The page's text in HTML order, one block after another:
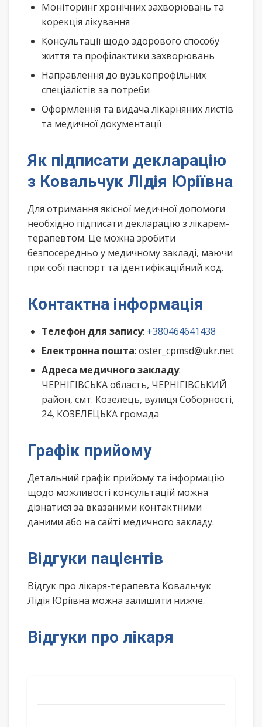
Моніторинг хронічних захворювань та
корекція лікування
Консультації щодо здорового способу
життя та профілактики захворювань
Направлення до вузькопрофільних
спеціалістів за потреби
Оформлення та видача лікарняних листів
та медичної документації
Як підписати декларацію
з Ковальчук Лідія Юріївна
Для отримання якісної медичної допомоги
необхідно підписати декларацію з лікарем-
терапевтом. Це можна зробити
безпосередньо у медичному закладі, маючи
при собі паспорт та ідентифікаційний код.
Контактна інформація
Телефон для запису: +380464641438
Електронна пошта: oster_cpmsd@ukr.net
Адреса медичного закладу:
ЧЕРНІГІВСЬКА область, ЧЕРНІГІВСЬКИЙ
район, смт. Козелець, вулиця Соборності,
24, КОЗЕЛЕЦЬКА громада
Графік прийому
Детальний графік прийому та інформацію
щодо можливості консультацій можна
дізнатися за вказаними контактними
даними або на сайті медичного закладу.
Відгуки пацієнтів
Відгук про лікаря-терапевта Ковальчук
Лідія Юріївна можна залишити нижче.
Відгуки про лікаря